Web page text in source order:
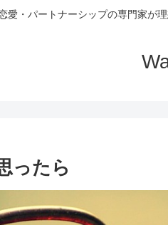
愛・パートナーシップの専門家が
ったら